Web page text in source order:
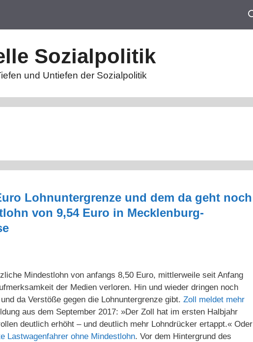
Sozialpolitik
und Untiefen der Sozialpolitik
Lohnuntergrenze und dem da geht noch
von 9,54 Euro in Mecklenburg-
Mindestlohn von anfangs 8,50 Euro, mittlerweile seit Anfang
der Medien verloren. Hin und wieder dringen noch
da Verstöße gegen die Lohnuntergrenze gibt. Zoll meldet mehr
aus dem September 2017: »Der Zoll hat im ersten Halbjahr
deutlich erhöht – und deutlich mehr Lohndrücker ertappt.« Oder
Lastwagenfahrer ohne Mindestlohn. Vor dem Hintergrund des